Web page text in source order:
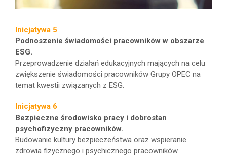
Inicjatywa 5
Podnoszenie świadomości pracowników w obszarze
ESG.
Przeprowadzenie działań edukacyjnych mających na celu
zwiększenie świadomości pracowników Grupy OPEC na
temat kwestii związanych z ESG.
Inicjatywa 6
Bezpieczne środowisko pracy i dobrostan
psychofizyczny pracowników.
Budowanie kultury bezpieczeństwa oraz wspieranie
zdrowia fizycznego i psychicznego pracowników.